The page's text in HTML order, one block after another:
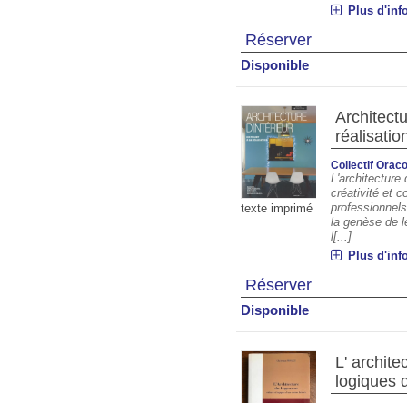
Plus
Réserver
Disponible
texte imprimé
Collectif
L'architecture
créativité et
la genèse de
l[...]
Plus
Réserver
Disponible
L'
logiques